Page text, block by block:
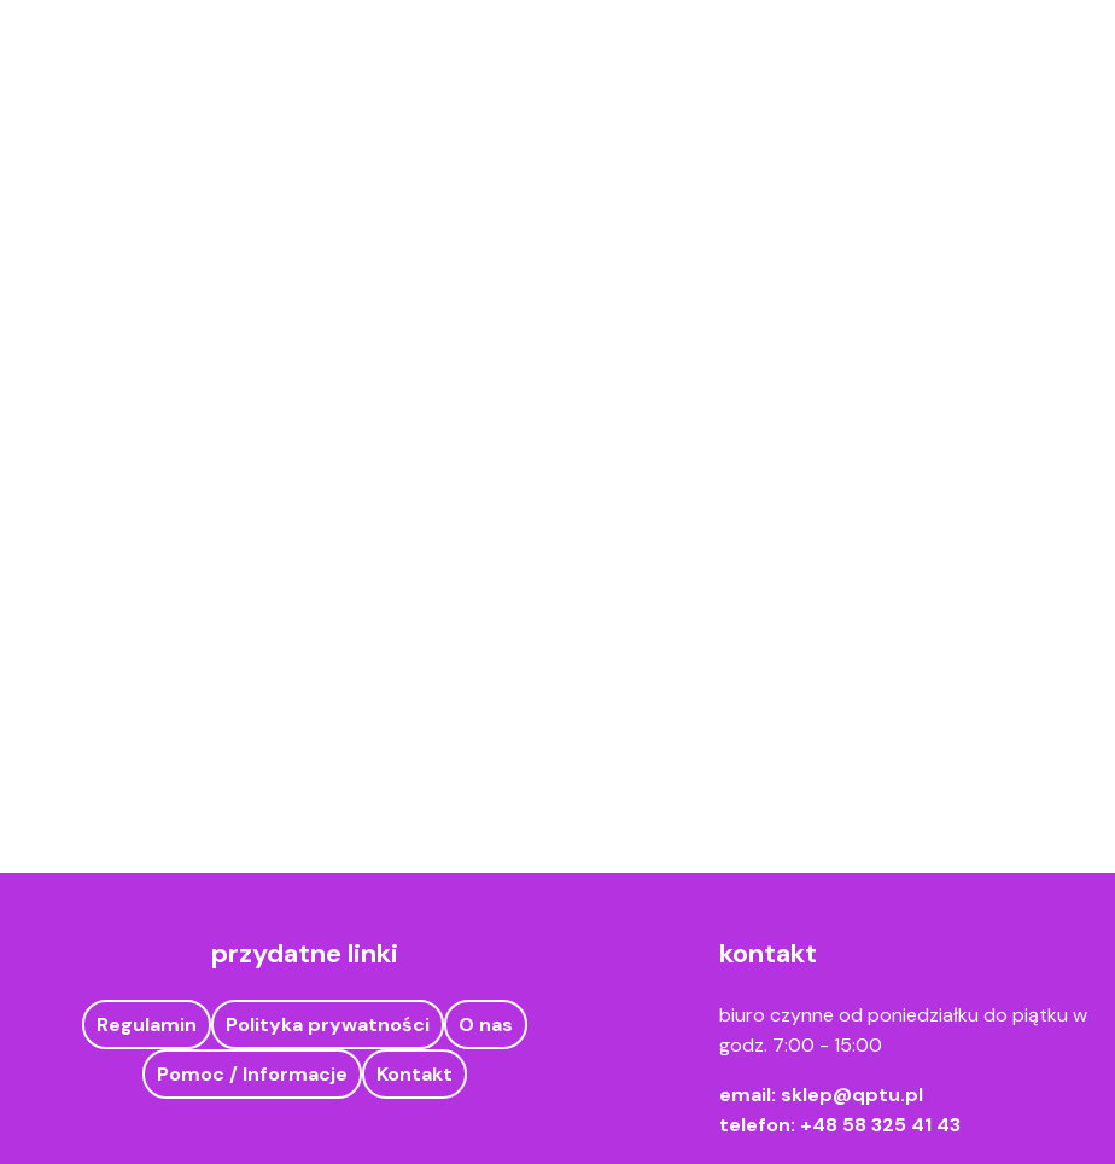
przydatne linki
Regulamin Polityka prywatności
O nas
Pomoc / Informacje
Kontakt
kontakt
biuro czynne od poniedziałku do piątku w
godz. 7:00 - 15:00
email: sklep@qptu.pl
telefon: +48 58 325 41 43